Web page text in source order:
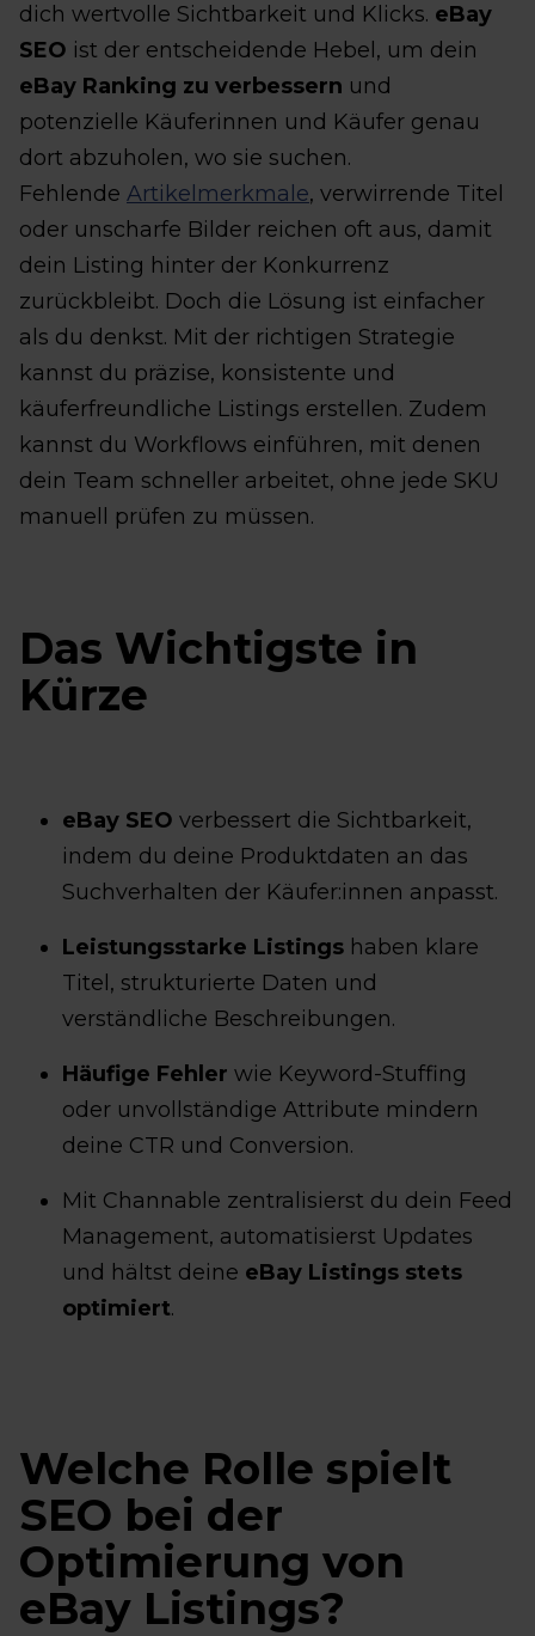
dich wertvolle Sichtbarkeit und Klicks. eBay
SEO ist der entscheidende Hebel, um dein
eBay Ranking zu verbessern und
potenzielle Käuferinnen und Käufer genau
dort abzuholen, wo sie suchen.
Fehlende Artikelmerkmale, verwirrende Titel
oder unscharfe Bilder reichen oft aus, damit
dein Listing hinter der Konkurrenz
zurückbleibt. Doch die Lösung ist einfacher
als du denkst. Mit der richtigen Strategie
kannst du präzise, konsistente und
käuferfreundliche Listings erstellen. Zudem
kannst du Workflows einführen, mit denen
dein Team schneller arbeitet, ohne jede SKU
manuell prüfen zu müssen.
Das Wichtigste in
Kürze
eBay SEO verbessert die Sichtbarkeit,
indem du deine Produktdaten an das
Suchverhalten der Käufer:innen anpasst.
Leistungsstarke Listings haben klare
Titel, strukturierte Daten und
verständliche Beschreibungen.
Häufige Fehler wie Keyword-Stuffing
oder unvollständige Attribute mindern
deine CTR und Conversion.
Mit Channable zentralisierst du dein Feed
Management, automatisierst Updates
und hältst deine eBay Listings stets
optimiert.
Welche Rolle spielt
SEO bei der
Optimierung von
eBay Listings?